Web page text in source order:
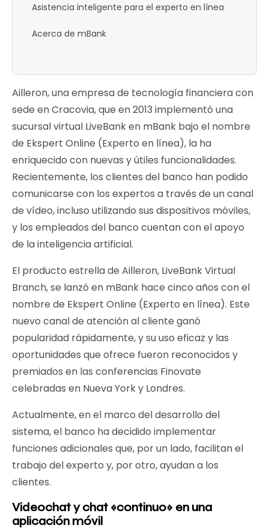
Ailleron, una empresa de tecnología financiera con
sede en Cracovia, que en 2013 implementó una
sucursal virtual LiveBank en mBank bajo el nombre
de Ekspert Online (Experto en línea), la ha
enriquecido con nuevas y útiles funcionalidades.
Recientemente, los clientes del banco han podido
comunicarse con los expertos a través de un canal
de vídeo, incluso utilizando sus dispositivos móviles,
y los empleados del banco cuentan con el apoyo
de la inteligencia artificial.
El producto estrella de Ailleron, LiveBank Virtual
Branch, se lanzó en mBank hace cinco años con el
nombre de Ekspert Online (Experto en línea). Este
nuevo canal de atención al cliente ganó
popularidad rápidamente, y su uso eficaz y las
oportunidades que ofrece fueron reconocidos y
premiados en las conferencias Finovate
celebradas en Nueva York y Londres.
Actualmente, en el marco del desarrollo del
sistema, el banco ha decidido implementar
funciones adicionales que, por un lado, facilitan el
trabajo del experto y, por otro, ayudan a los
clientes.
Videochat y chat «continuo» en una
aplicación móvil
Asistencia inteligente para el experto en línea
Acerca de mBank